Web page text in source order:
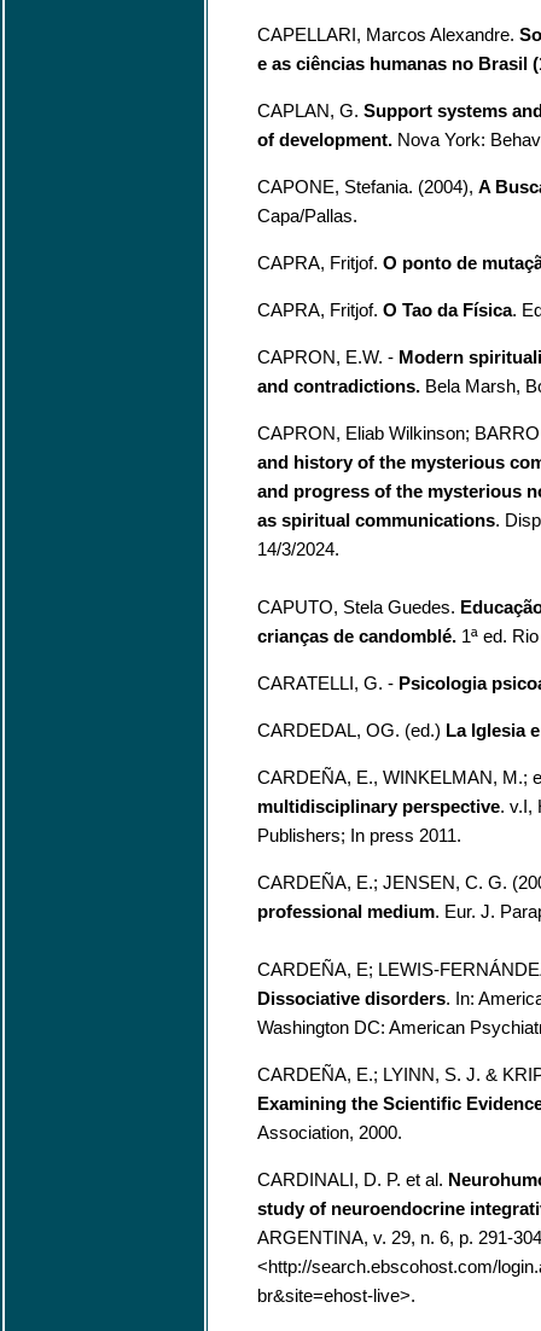
CAPELLARI, Marcos Alexandre.
e as ciências humanas no Brasil
CAPLAN, G. Support systems
of development. Nova York:
CAPONE, Stefania. (2004), A
Capa/Pallas.
CAPRA, Fritjof. O ponto de
CAPRA, Fritjof. O Tao da Física.
CAPRON, E.W. - Modern
and contradictions. Bela Marsh,
CAPRON, Eliab Wilkinson;
and history of the mysterious
and progress of the mysterious
as spiritual communications.
14/3/2024.
CAPUTO, Stela Guedes.
crianças de candomblé. 1ª ed.
CARATELLI, G. - Psicologia
CARDEDAL, OG. (ed.) La Iglesia
CARDEÑA, E., WINKELMAN, M.;
multidisciplinary perspective. v.I,
Publishers; In press 2011.
CARDEÑA, E.; JENSEN, C. G.
professional medium. Eur. J.
CARDEÑA, E; LEWIS-
Dissociative disorders. In:
Washington DC: American
CARDEÑA, E.; LYINN, S. J. &
Examining the Scientific
Association, 2000.
CARDINALI, D. P. et al.
study of neuroendocrine
ARGENTINA, v. 29, n. 6, p. 291-
<http://search.ebscohost.com/
br&site=ehost-live>.